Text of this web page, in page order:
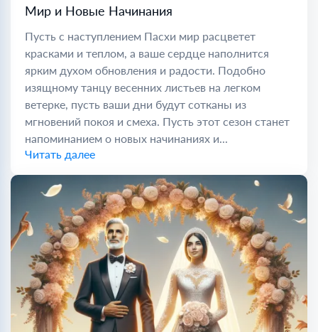
Мир и Новые Начинания
Пусть с наступлением Пасхи мир расцветет
красками и теплом, а ваше сердце наполнится
ярким духом обновления и радости. Подобно
изящному танцу весенних листьев на легком
ветерке, пусть ваши дни будут сотканы из
мгновений покоя и смеха. Пусть этот сезон станет
напоминанием о новых начинаниях и...
Читать далее